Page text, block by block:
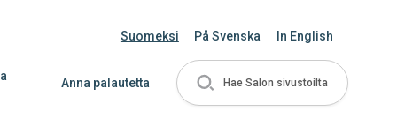
Suomeksi På Svenska In English
Anna palautetta Hae Salon sivustoilta